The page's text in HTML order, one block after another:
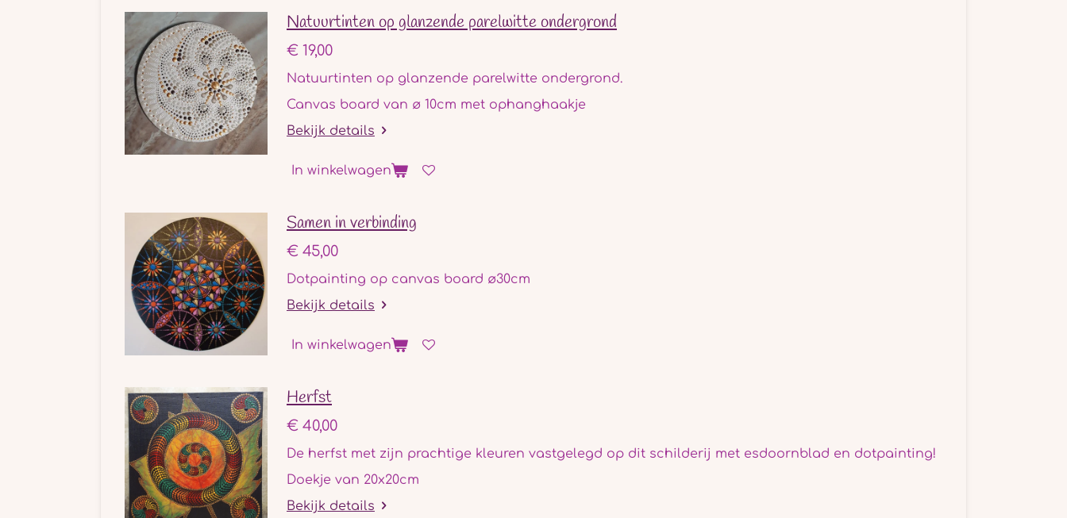
Natuurtinten op glanzende parelwitte ondergrond
€ 19,00
Natuurtinten op glanzende parelwitte ondergrond.
Canvas board van ø 10cm met ophanghaakje
Bekijk details
In winkelwagen
Samen in verbinding
€ 45,00
Dotpainting op canvas board ø30cm
Bekijk details
In winkelwagen
Herfst
€ 40,00
De herfst met zijn prachtige kleuren vastgelegd op dit schilderij met esdoornblad en dotpainting!
Doekje van 20x20cm
Bekijk details